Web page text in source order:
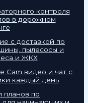
контроля
в дорожном
с доставкой по
пылесосы и
и ЖКХ
Cam видео и чат с
каждый день
планов по